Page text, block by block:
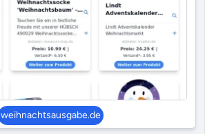
weihnachtsausgabe.de